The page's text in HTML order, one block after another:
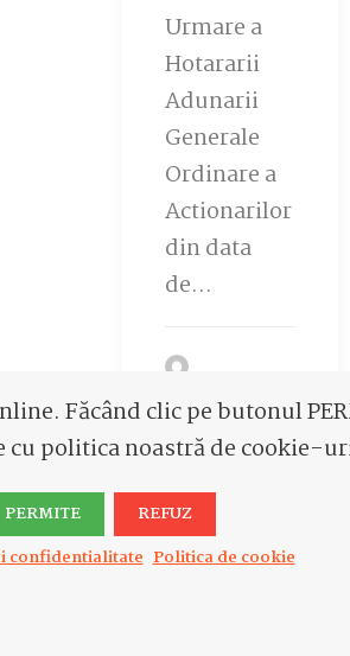
Urmare a
Hotararii
Adunarii
Generale
Ordinare a
Actionarilor
din data
de…
Administrator
Făcând clic pe butonul
politica noastră de cookie-
PERMITE
REFUZ
confidentialitate Politica de cookie